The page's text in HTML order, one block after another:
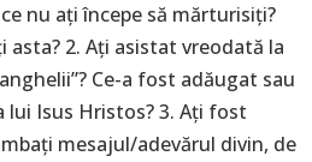
nu ați începe să mărturisiți?
asta? 2. Ați asistat vreodată la
Ce-a fost adăugat sau
lui Isus Hristos? 3. Ați fost
mesajul/adevărul divin, de